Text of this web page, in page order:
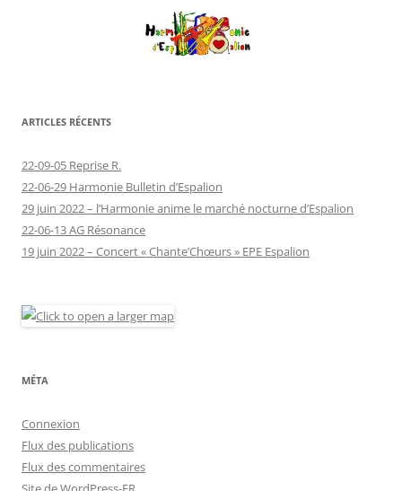
ARTICLES RÉCENTS
22-09-05 Reprise R.
22-06-29 Harmonie Bulletin d’Espalion
29 juin 2022 – l’Harmonie anime le marché nocturne d’Espalion
22-06-13 AG Résonance
19 juin 2022 – Concert « Chante’Chœurs » EPE Espalion
MÉTA
Connexion
Flux des publications
Flux des commentaires